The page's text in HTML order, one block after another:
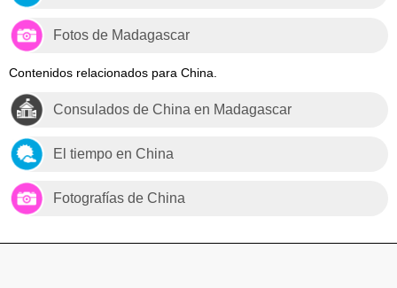
Fotos de Madagascar
Contenidos relacionados para China.
Consulados de China en Madagascar
El tiempo en China
Fotografías de China